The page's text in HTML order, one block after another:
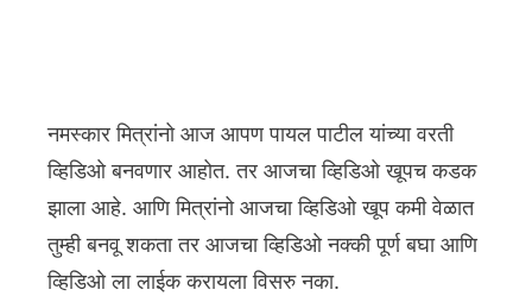
नमस्कार मित्रांनो आज आपण पायल पाटील यांच्या वरती
व्हिडिओ बनवणार आहोत. तर आजचा व्हिडिओ खूपच कडक
झाला आहे. आणि मित्रांनो आजचा व्हिडिओ खूप कमी वेळात
तुम्ही बनवू शकता तर आजचा व्हिडिओ नक्की पूर्ण बघा आणि
व्हिडिओ ला लाईक करायला विसरु नका.